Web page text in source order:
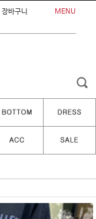
장바구니 MENU